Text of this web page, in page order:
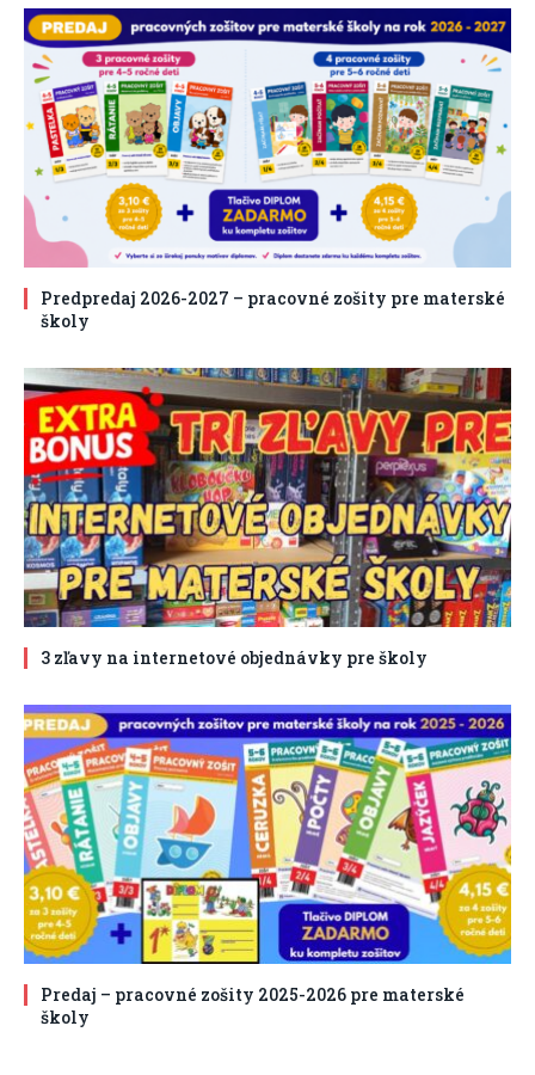
Predpredaj 2026-2027 – pracovné zošity pre materské
školy
3 zľavy na internetové objednávky pre školy
Predaj – pracovné zošity 2025-2026 pre materské
školy